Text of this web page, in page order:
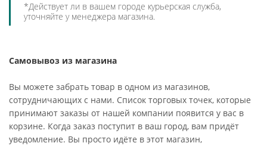
*Действует ли в вашем городе курьерская служба,
уточняйте у менеджера магазина.
Самовывоз из магазина
Вы можете забрать товар в одном из магазинов,
сотрудничающих с нами. Список торговых точек, которые
принимают заказы от нашей компании появится у вас в
корзине. Когда заказ поступит в ваш город, вам придёт
уведомление. Вы просто идёте в этот магазин,